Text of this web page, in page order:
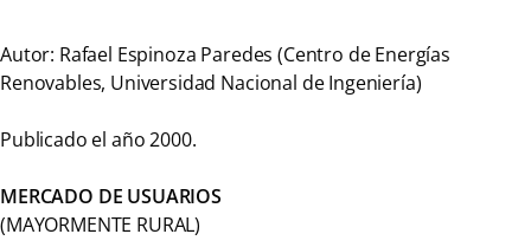
Autor: Rafael Espinoza Paredes (Centro de Energías
Renovables, Universidad Nacional de Ingeniería)
Publicado el año 2000.
MERCADO DE USUARIOS
(MAYORMENTE RURAL)